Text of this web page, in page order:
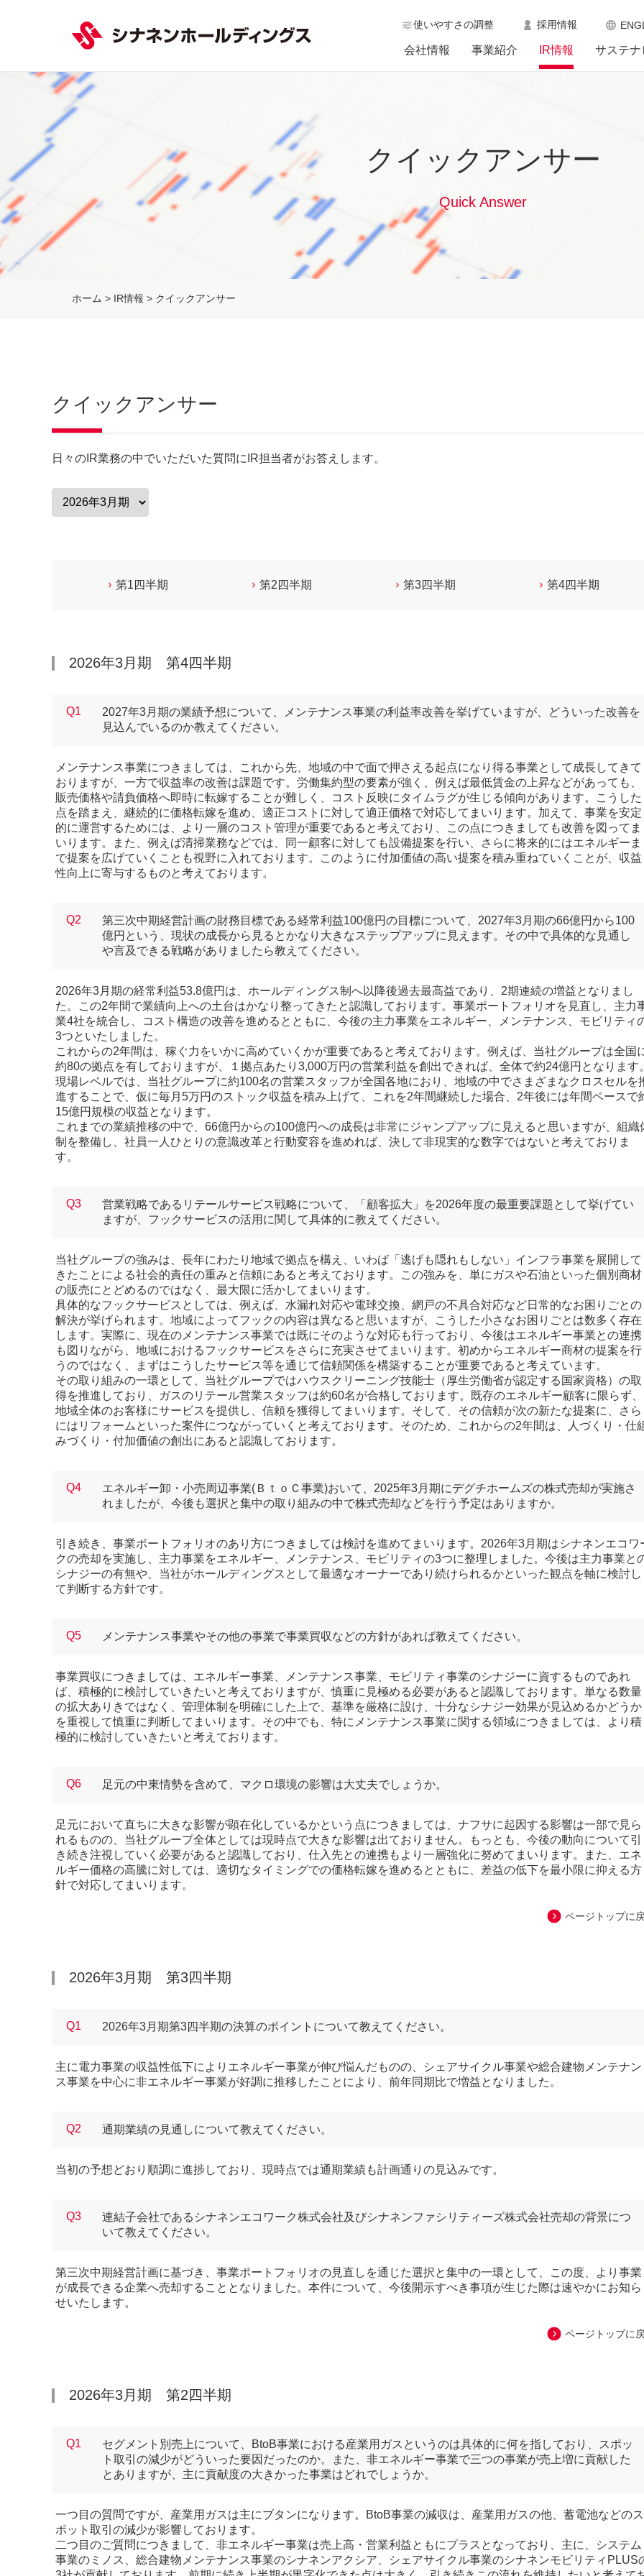
使いやすさの調整 採用情報
会社情報 事業紹介 IR情報 サステナ
クイックアンサー
Quick Answer
ホーム > IR情報 > クイックアンサー
クイックアンサー
日々のIR業務の中でいただいた質問にIR担当者がお答えします。
第1四半期 第2四半期 第3四半期 第4四半期
2026年3月期 第4四半期
Q1
2027年3月期の業績予想について、メンテナンス事業の利益率改善を挙げていますが、どういった改善を
見込んでいるのか教えてください。
メンテナンス事業につきましては、これから先、地域の中で面で押さえる起点になり得る事業として成長してきて
おりますが、一方で収益率の改善は課題です。労働集約型の要素が強く、例えば最低賃金の上昇などがあっても、
販売価格や請負価格へ即時に転嫁することが難しく、コスト反映にタイムラグが生じる傾向があります。こうした
点を踏まえ、継続的に価格転嫁を進め、適正コストに対して適正価格で対応してまいります。加えて、事業を安定
的に運営するためには、より一層のコスト管理が重要であると考えており、この点につきましても改善を図ってま
いります。また、例えば清掃業務などでは、同一顧客に対しても設備提案を行い、さらに将来的にはエネルギーま
で提案を広げていくことも視野に入れております。このように付加価値の高い提案を積み重ねていくことが、収益
性向上に寄与するものと考えております。
Q2
第三次中期経営計画の財務目標である経常利益100億円の目標について、2027年3月期の66億円から100
億円という、現状の成長から見るとかなり大きなステップアップに見えます。その中で具体的な見通し
や言及できる戦略がありましたら教えてください。
2026年3月期の経常利益53.8億円は、ホールディングス制へ以降後過去最高益であり、2期連続の増益となりまし
た。この2年間で業績向上への土台はかなり整ってきたと認識しております。事業ポートフォリオを見直し、主力
業4社を統合し、コスト構造の改善を進めるとともに、今後の主力事業をエネルギー、メンテナンス、モビリティ
3つといたしました。
これからの2年間は、稼ぐ力をいかに高めていくかが重要であると考えております。例えば、当社グループは全国
約80の拠点を有しておりますが、１拠点あたり3,000万円の営業利益を創出できれば、全体で約24億円となります
現場レベルでは、当社グループに約100名の営業スタッフが全国各地におり、地域の中でさまざまなクロスセルを
進することで、仮に毎月5万円のストック収益を積み上げて、これを2年間継続した場合、2年後には年間ベースで
15億円規模の収益となります。
これまでの業績推移の中で、66億円からの100億円への成長は非常にジャンプアップに見えると思いますが、組織
制を整備し、社員一人ひとりの意識改革と行動変容を進めれば、決して非現実的な数字ではないと考えておりま
す。
Q3
営業戦略であるリテールサービス戦略について、「顧客拡大」を2026年度の最重要課題として挙げてい
ますが、フックサービスの活用に関して具体的に教えてください。
当社グループの強みは、長年にわたり地域で拠点を構え、いわば「逃げも隠れもしない」インフラ事業を展開して
きたことによる社会的責任の重みと信頼にあると考えております。この強みを、単にガスや石油といった個別商材
の販売にとどめるのではなく、最大限に活かしてまいります。
具体的なフックサービスとしては、例えば、水漏れ対応や電球交換、網戸の不具合対応など日常的なお困りごとの
解決が挙げられます。地域によってフックの内容は異なると思いますが、こうした小さなお困りごとは数多く存在
します。実際に、現在のメンテナンス事業では既にそのような対応も行っており、今後はエネルギー事業との連携
も図りながら、地域におけるフックサービスをさらに充実させてまいります。初めからエネルギー商材の提案を行
うのではなく、まずはこうしたサービス等を通じて信頼関係を構築することが重要であると考えています。
その取り組みの一環として、当社グループではハウスクリーニング技能士（厚生労働省が認定する国家資格）の取
得を推進しており、ガスのリテール営業スタッフは約60名が合格しております。既存のエネルギー顧客に限らず、
地域全体のお客様にサービスを提供し、信頼を獲得してまいります。そして、その信頼が次の新たな提案に、さら
にはリフォームといった案件につながっていくと考えております。そのため、これからの2年間は、人づくり・仕
みづくり・付加価値の創出にあると認識しております。
Q4
エネルギー卸・小売周辺事業(ＢｔｏＣ事業)おいて、2025年3月期にデグチホームズの株式売却が実施さ
れましたが、今後も選択と集中の取り組みの中で株式売却などを行う予定はありますか。
引き続き、事業ポートフォリオのあり方につきましては検討を進めてまいります。2026年3月期はシナネンエコワ
クの売却を実施し、主力事業をエネルギー、メンテナンス、モビリティの3つに整理しました。今後は主力事業と
シナジーの有無や、当社がホールディングスとして最適なオーナーであり続けられるかといった観点を軸に検討し
て判断する方針です。
Q5 メンテナンス事業やその他の事業で事業買収などの方針があれば教えてください。
事業買収につきましては、エネルギー事業、メンテナンス事業、モビリティ事業のシナジーに資するものであれ
ば、積極的に検討していきたいと考えておりますが、慎重に見極める必要があると認識しております。単なる数量
の拡大ありきではなく、管理体制を明確にした上で、基準を厳格に設け、十分なシナジー効果が見込めるかどうか
を重視して慎重に判断してまいります。その中でも、特にメンテナンス事業に関する領域につきましては、より積
極的に検討していきたいと考えております。
Q6 足元の中東情勢を含めて、マクロ環境の影響は大丈夫でしょうか。
足元において直ちに大きな影響が顕在化しているかという点につきましては、ナフサに起因する影響は一部で見ら
れるものの、当社グループ全体としては現時点で大きな影響は出ておりません。もっとも、今後の動向について引
き続き注視していく必要があると認識しており、仕入先との連携もより一層強化に努めてまいります。また、エネ
ルギー価格の高騰に対しては、適切なタイミングでの価格転嫁を進めるとともに、差益の低下を最小限に抑える方
針で対応してまいります。
ページトップに
2026年3月期 第3四半期
Q1 2026年3月期第3四半期の決算のポイントについて教えてください。
主に電力事業の収益性低下によりエネルギー事業が伸び悩んだものの、シェアサイクル事業や総合建物メンテナン
ス事業を中心に非エネルギー事業が好調に推移したことにより、前年同期比で増益となりました。
Q2 通期業績の見通しについて教えてください。
当初の予想どおり順調に進捗しており、現時点では通期業績も計画通りの見込みです。
Q3
連結子会社であるシナネンエコワーク株式会社及びシナネンファシリティーズ株式会社売却の背景につ
いて教えてください。
第三次中期経営計画に基づき、事業ポートフォリオの見直しを通じた選択と集中の一環として、この度、より事業
が成長できる企業へ売却することとなりました。本件について、今後開示すべき事項が生じた際は速やかにお知ら
せいたします。
ページトップに
2026年3月期 第2四半期
Q1
セグメント別売上について、BtoB事業における産業用ガスというのは具体的に何を指しており、スポッ
ト取引の減少がどういった要因だったのか。また、非エネルギー事業で三つの事業が売上増に貢献した
とありますが、主に貢献度の大きかった事業はどれでしょうか。
一つ目の質問ですが、産業用ガスは主にブタンになります。BtoB事業の減収は、産業用ガスの他、蓄電池などのス
ポット取引の減少が影響しております。
二つ目のご質問につきまして、非エネルギー事業は売上高・営業利益ともにプラスとなっており、主に、システム
事業のミノス、総合建物メンテナンス事業のシナネンアクシア、シェアサイクル事業のシナネンモビリティPLUS